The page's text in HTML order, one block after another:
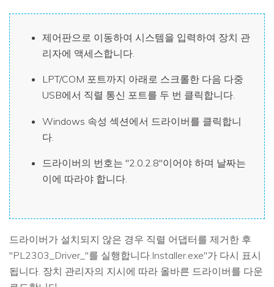
제어판으로 이동하여 시스템을 입력하여 장치 관
리자에 액세스합니다.
LPT/COM 포트까지 아래로 스크롤한 다음 다중
USB에서 직렬 통신 포트를 두 번 클릭합니다.
Windows 속성 섹션에서 드라이버를 클릭합니
다.
드라이버의 번호는 "2.0.2.8"이어야 하며 날짜는
이에 따라야 합니다.
드라이버가 설치되지 않은 경우 직렬 어댑터를 제거한 후
"PL2303_Driver_"를 실행합니다.Installer.exe"가 다시 표시
됩니다. 장치 관리자의 지시에 따라 올바른 드라이버를 다운